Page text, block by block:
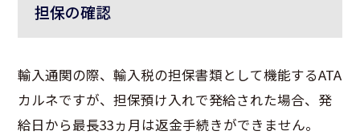
担保の確認
輸入通関の際、輸入税の担保書類として機能するATA
カルネですが、担保預け入れで発給された場合、発
給日から最長33ヵ月は返金手続きができません。